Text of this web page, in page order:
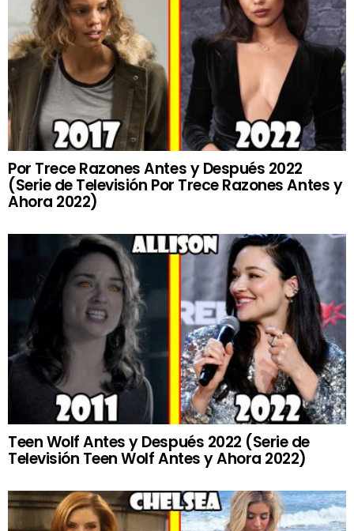
Por Trece Razones Antes y Después 2022
(Serie de Televisión Por Trece Razones Antes y
Ahora 2022)
Teen Wolf Antes y Después 2022 (Serie de
Televisión Teen Wolf Antes y Ahora 2022)